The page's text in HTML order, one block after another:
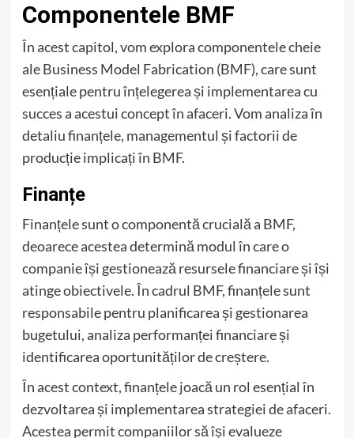
Componentele BMF
În acest capitol, vom explora componentele cheie
ale Business Model Fabrication (BMF), care sunt
esențiale pentru înțelegerea și implementarea cu
succes a acestui concept în afaceri. Vom analiza în
detaliu finanțele, managementul și factorii de
producție implicați în BMF.
Finanțe
Finanțele sunt o componentă crucială a BMF,
deoarece acestea determină modul în care o
companie își gestionează resursele financiare și își
atinge obiectivele. În cadrul BMF, finanțele sunt
responsabile pentru planificarea și gestionarea
bugetului, analiza performanței financiare și
identificarea oportunităților de creștere.
În acest context, finanțele joacă un rol esențial în
dezvoltarea și implementarea strategiei de afaceri.
Acestea permit companiilor să își evalueze